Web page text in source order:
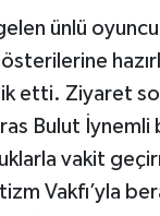
ünlü
etti. Ziyaret
Bulut İynemli
vakit
Vakfı’yla